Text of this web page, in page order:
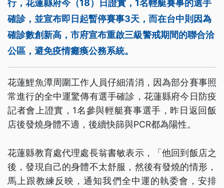
行，花蓮縣府今（18）日證實，1名輕艇賽事的選手
確診，並宣布即日起暫停賽事3天，而在台中則因為
確診數創新高，市府宣布重啟三級警戒期間的聯合洽
公區，避免疫情癱瘓公務系統。
花蓮鯉魚潭周圍工作人員仔細清消，因為部分賽事照
常進行的全中運驚傳有選手確診，花蓮縣府今日防疫
記者會上證實，1名參與輕艇賽事選手，昨日返回飯
店後發燒身體不適，後續快篩與PCR都為陽性。
花蓮縣教育處代理處長翁書敏表示，「他回到飯店之
後，發現自己的身體不太舒服，然後有發燒的情形，
馬上跟教練反映，通知我們全中運的執委會，安排